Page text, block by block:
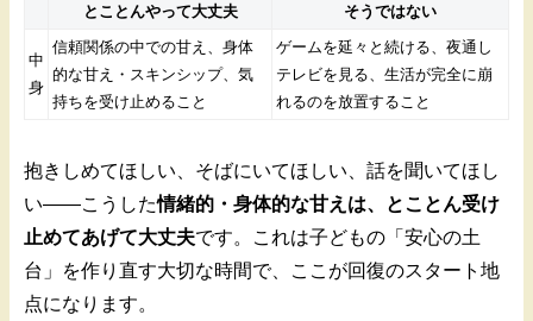
とことんやって大丈夫 そうではない
中
身
信頼関係の中での甘え、身体
的な甘え・スキンシップ、気
持ちを受け止めること
ゲームを延々と続ける、夜通し
テレビを見る、生活が完全に崩
れるのを放置すること
抱きしめてほしい、そばにいてほしい、話を聞いてほし
い——こうした情緒的・身体的な甘えは、とことん受け
止めてあげて大丈夫です。これは子どもの「安心の土
台」を作り直す大切な時間で、ここが回復のスタート地
点になります。